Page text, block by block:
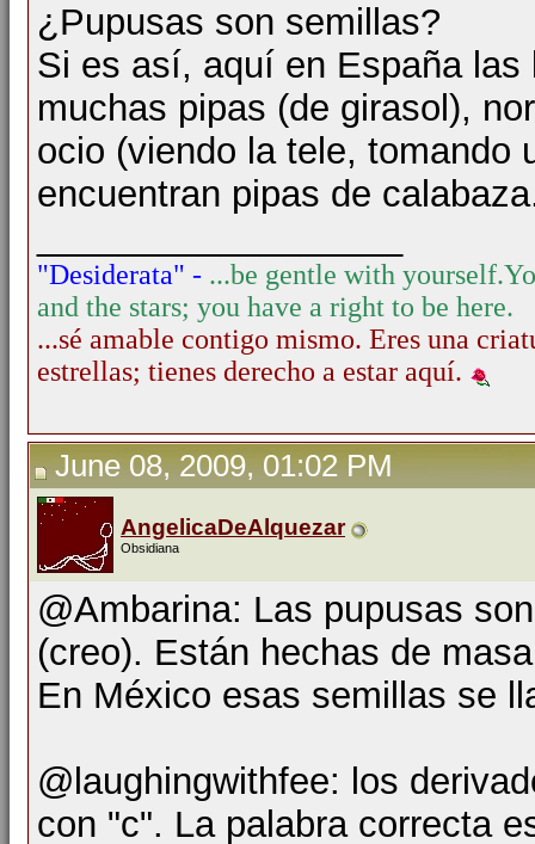
¿Pupusas son semillas?
Si es así, aquí en España
muchas pipas (de girasol),
ocio (viendo la tele, tomando
encuentran pipas de
"Desiderata" - ...be gentle with yourself.
and the stars; you have a right to be here.
...sé amable contigo mismo. Eres una
estrellas; tienes derecho a estar aquí.
June 08, 2009, 01:02 PM
AngelicaDeAlquezar
Obsidiana
@Ambarina: Las pupusas
(creo). Están hechas de
En México esas semillas se
@laughingwithfee: los
con "c". La palabra correcta